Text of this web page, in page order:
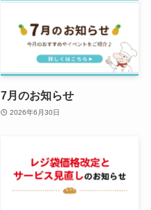
7月のお知らせ
2026年6月30日